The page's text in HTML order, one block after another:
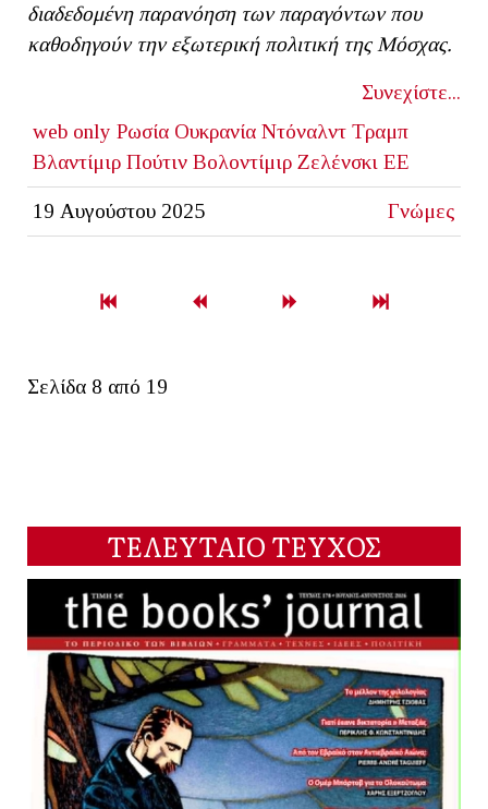
διαδεδομένη παρανόηση των παραγόντων που
καθοδηγούν την εξωτερική πολιτική της Μόσχας.
Συνεχίστε...
web only Ρωσία Ουκρανία Ντόναλντ Τραμπ
Βλαντίμιρ Πούτιν Βολοντίμιρ Ζελένσκι ΕΕ
19 Αυγούστου 2025 Γνώμες
Σελίδα 8 από 19
ΤΕΛΕΥΤΑΙΟ ΤΕΥΧΟΣ